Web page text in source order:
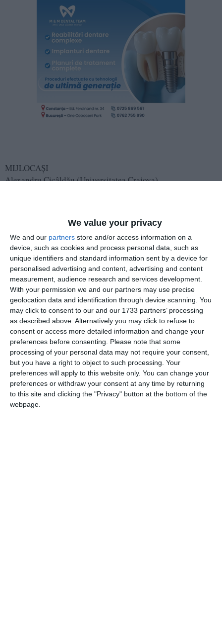
We value your privacy
We and our partners store and/or access information on a
device, such as cookies and process personal data, such as
unique identifiers and standard information sent by a device for
personalised advertising and content, advertising and content
measurement, audience research and services development.
With your permission we and our partners may use precise
geolocation data and identification through device scanning. You
may click to consent to our and our 1733 partners’ processing
as described above. Alternatively you may click to refuse to
consent or access more detailed information and change your
preferences before consenting. Please note that some
processing of your personal data may not require your consent,
but you have a right to object to such processing. Your
preferences will apply to this website only. You can change your
preferences or withdraw your consent at any time by returning
to this site and clicking the "Privacy" button at the bottom of the
webpage.
MIJLOCAŞI
Alexandru Cicâldău (Universitatea Craiova)
Alexandru Dobre (Rapid)
Ricardo Matos (FC Argeș)
Anderson Ceará (FK Csikszereda)
ANTRENORUL ETAPEI
Ioan Ovidiu Sabău (Universitatea Cluj).
Citește și:
Ianis Zicu, după Farul Constanța - Petrolul Ploiești 2-1
„Emoțiile, la nivel înalt ca fericire. Mergem înainte cu
încredere“ (VIDEO)